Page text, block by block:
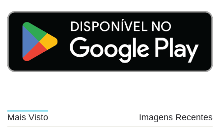
Mais Visto Imagens Recentes